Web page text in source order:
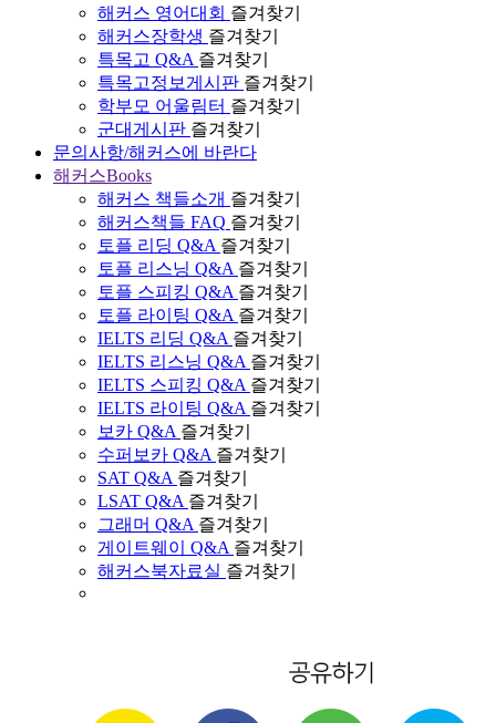
해커스 영어대회 즐겨찾기
해커스장학생 즐겨찾기
특목고 Q&A 즐겨찾기
특목고정보게시판 즐겨찾기
학부모 어울림터 즐겨찾기
군대게시판 즐겨찾기
문의사항/해커스에 바란다
해커스Books
해커스 책들소개 즐겨찾기
해커스책들 FAQ 즐겨찾기
토플 리딩 Q&A 즐겨찾기
토플 리스닝 Q&A 즐겨찾기
토플 스피킹 Q&A 즐겨찾기
토플 라이팅 Q&A 즐겨찾기
IELTS 리딩 Q&A 즐겨찾기
IELTS 리스닝 Q&A 즐겨찾기
IELTS 스피킹 Q&A 즐겨찾기
IELTS 라이팅 Q&A 즐겨찾기
보카 Q&A 즐겨찾기
수퍼보카 Q&A 즐겨찾기
SAT Q&A 즐겨찾기
LSAT Q&A 즐겨찾기
그래머 Q&A 즐겨찾기
게이트웨이 Q&A 즐겨찾기
해커스북자료실 즐겨찾기